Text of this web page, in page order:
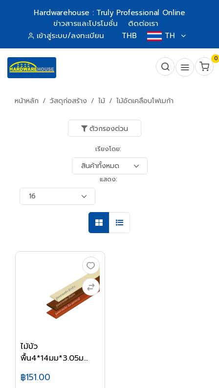
Hardwarehouse : Truly Professional Online
ข่าวสารและโปรโมชั่น
ติดต่อเรา
เข้าสู่ระบบ/ลงทะเบียน
THB TH
0
หน้าหลัก วัสดุก่อสร้าง ไม้ ไม้อัดเคลือบโฟเมก้า
ตัวกรองด่วน
เรียงโดย:
แสดง:
ไม้บัว
พื้น4*14มม*3.05ม
฿151.00